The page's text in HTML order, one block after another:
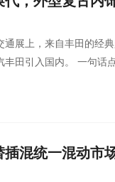
通展上，来自丰田的经
田引入国内。 一句话点
插混统一混动市